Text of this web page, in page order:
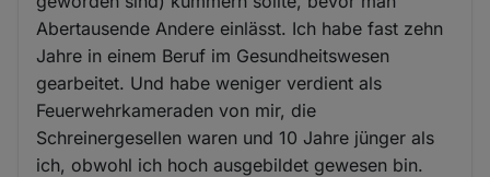
Abertausende Andere einlässt. Ich habe fast zehn
Jahre in einem Beruf im Gesundheitswesen
gearbeitet. Und habe weniger verdient als
Feuerwehrkameraden von mir, die
Schreinergesellen waren und 10 Jahre jünger als
ich, obwohl ich hoch ausgebildet gewesen bin.